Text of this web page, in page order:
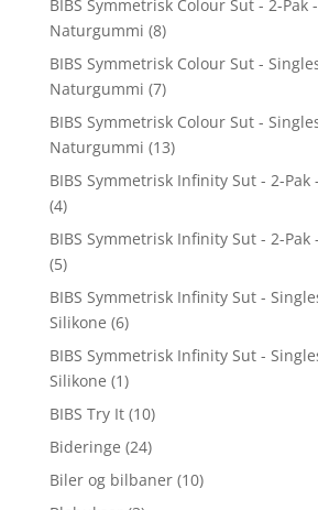
BIBS Symmetrisk Colour Sut - 2-Pak
Naturgummi (8)
BIBS Symmetrisk Colour Sut -
Naturgummi (7)
BIBS Symmetrisk Colour Sut -
Naturgummi (13)
BIBS Symmetrisk Infinity Sut - 2-Pak
(4)
BIBS Symmetrisk Infinity Sut - 2-Pak
(5)
BIBS Symmetrisk Infinity Sut -
Silikone (6)
BIBS Symmetrisk Infinity Sut -
Silikone (1)
BIBS Try It (10)
Bideringe (24)
Biler og bilbaner (10)